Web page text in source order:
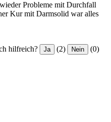
Probleme mit Durchfall
Kur mit Darmsolid war alles
hilfreich? Ja (2) Nein (0)